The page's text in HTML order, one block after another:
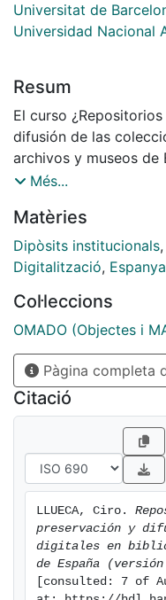
Universitat de
Universidad Nacional
Resum
El curso
difusión de las
archivos y museos de
2011) pretende
repositorios digitales,
a la preservación y
medio de la
españoles.
Més...
Matèries
Dipòsits institucionals,
Digitalització, Espanya
Col·leccions
OMADO (Objectes i
Pàgina completa
Citació
LLUECA, Ciro.
preservación y
digitales en
de España
[consulted: 7 of